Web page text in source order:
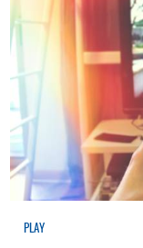
PLAY